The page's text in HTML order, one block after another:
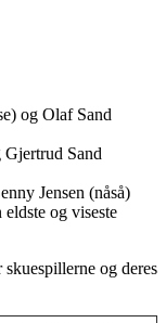
og Olaf Sand
Gjertrud Sand
Jensen (nåså)
og viseste
og deres